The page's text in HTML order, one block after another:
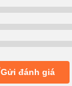
Gửi đánh giá